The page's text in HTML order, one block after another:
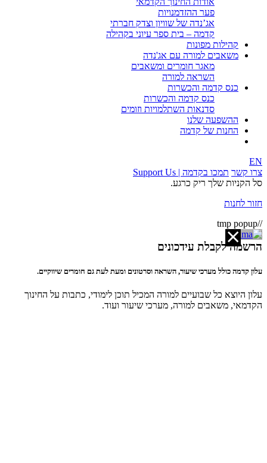
פער ההזדמנויות
אג’נדה של שוויון וצדק חברתי
קדמה – בית ספר עיוני בקהילה
קהילות מפונות
משאבים למורה עם אג'נדה
מאגר חומרים ומשאבים
השראה למורה
כנס קדמה והכשרות
כנס קדמה והכשרות
סדנאות השתלמויות וזומים
ההשפעה שלנו
החנות של קדמה
EN
צרו קשר תמכו בקדמה | Support Us
סל הקניות שלך ריק כרגע.
חזור לחנות
//tmp popup
הרשמה לקבלת עידכונים
עלון קדמה כולל מערכי שיעור, השראה וסרטונים ומעת לעת גם חומרים שיווקיים.
עלון היוצא כל שבועיים למורה המכיל תוכן לימודי, כתבות על החינוך
הקדמאי, משאבים למורה, מערכי שיעור ועוד.